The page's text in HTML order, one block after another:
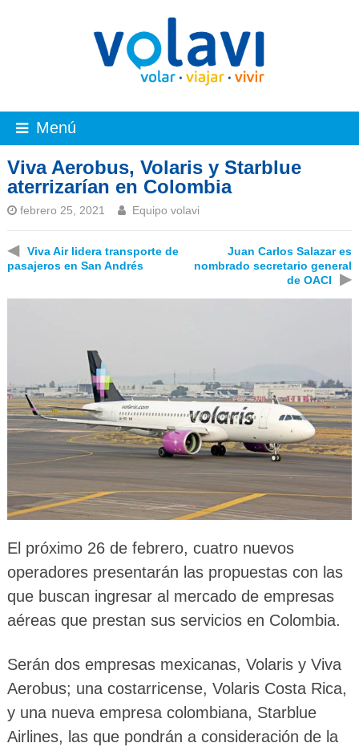
Menú
Viva Aerobus, Volaris y Starblue
aterrizarían en Colombia
febrero 25, 2021 Equipo volavi
◀
Viva Air lidera transporte de
pasajeros en San Andrés
Juan Carlos Salazar es
nombrado secretario general
de OACI
▶
El próximo 26 de febrero, cuatro nuevos
operadores presentarán las propuestas con las
que buscan ingresar al mercado de empresas
aéreas que prestan sus servicios en Colombia.
Serán dos empresas mexicanas, Volaris y Viva
Aerobus; una costarricense, Volaris Costa Rica,
y una nueva empresa colombiana, Starblue
Airlines, las que pondrán a consideración de la